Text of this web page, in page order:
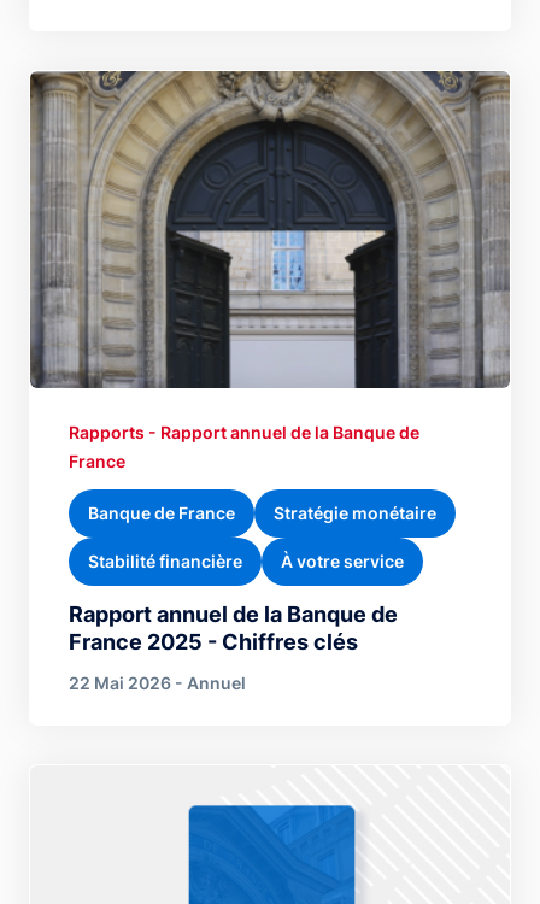
Image
Rapport annuel de la Banque de
France 2025 - Chiffres clés
Rapports - Rapport annuel de la Banque de
France
Banque de France Stratégie monétaire
Stabilité financière À votre service
22 Mai 2026 - Annuel